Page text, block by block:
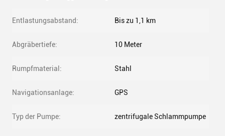
Entlastungsabstand: Bis zu 1,1 km
Abgräbertiefe: 10 Meter
Rumpfmaterial: Stahl
Navigationsanlage: GPS
Typ der Pumpe: zentrifugale Schlammpumpe